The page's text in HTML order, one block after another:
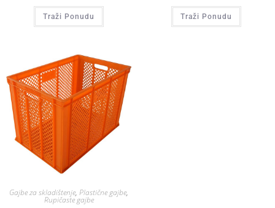
Traži Ponudu Traži Ponudu
Gajbe za skladištenje, Plastične gajbe,
Rupičaste gajbe